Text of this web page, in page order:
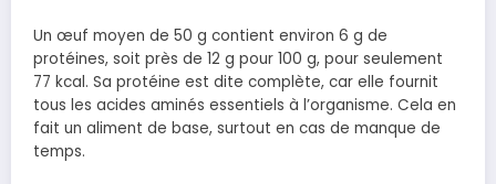
Un œuf moyen de 50 g contient environ 6 g de
protéines, soit près de 12 g pour 100 g, pour seulement
77 kcal. Sa protéine est dite complète, car elle fournit
tous les acides aminés essentiels à l’organisme. Cela en
fait un aliment de base, surtout en cas de manque de
temps.